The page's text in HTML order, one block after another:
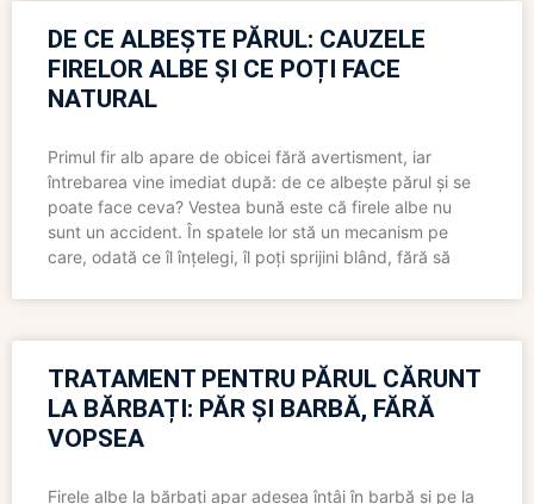
DE CE ALBEȘTE PĂRUL: CAUZELE
FIRELOR ALBE ȘI CE POȚI FACE
NATURAL
Primul fir alb apare de obicei fără avertisment, iar
întrebarea vine imediat după: de ce albește părul și se
poate face ceva? Vestea bună este că firele albe nu
sunt un accident. În spatele lor stă un mecanism pe
care, odată ce îl înțelegi, îl poți sprijini blând, fără să
TRATAMENT PENTRU PĂRUL CĂRUNT
LA BĂRBAȚI: PĂR ȘI BARBĂ, FĂRĂ
VOPSEA
Firele albe la bărbați apar adesea întâi în barbă și pe la